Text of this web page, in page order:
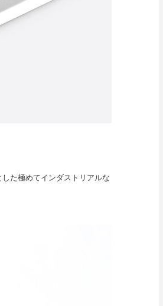
た極めてインダストリアルな